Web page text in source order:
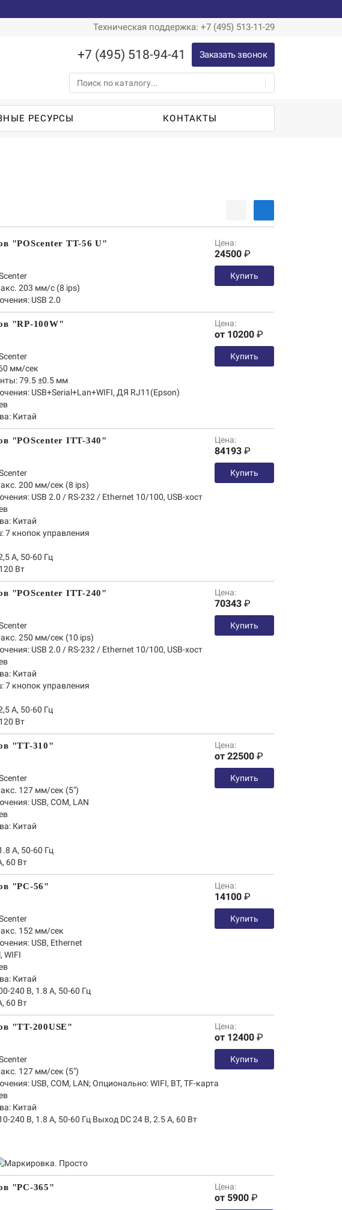
Техническая поддержка: +7 (495) 513-11-29
+7 (495) 518-94-41 Заказать звонок
РЕСУРСЫ КОНТАКТЫ
Цена:
24500 ₽
Купить
"POScenter TT-56 U"
203 мм/с (8 ips)
USB 2.0
Цена:
от 10200 ₽
Купить
"RP-100W"
мм/сек
79.5 ±0.5 мм
USB+Serial+Lan+WIFI, ДЯ RJ11(Epson)
Китай
Цена:
84193 ₽
Купить
"POScenter ITT-340"
200 мм/сек (8 ips)
USB 2.0 / RS-232 / Ethernet 10/100, USB-хост
Китай
7 кнопок управления
А, 50-60 Гц
Вт
Цена:
70343 ₽
Купить
"POScenter ITT-240"
250 мм/сек (10 ips)
USB 2.0 / RS-232 / Ethernet 10/100, USB-хост
Китай
7 кнопок управления
А, 50-60 Гц
Вт
Цена:
от 22500 ₽
Купить
"TT-310"
127 мм/сек (5")
USB, COM, LAN
Китай
А, 50-60 Гц
60 Вт
Цена:
14100 ₽
Купить
"PC-56"
152 мм/сек
USB, Ethernet
WIFI
Китай
240 В, 1.8 А, 50-60 Гц
60 Вт
Цена:
от 12400 ₽
Купить
"TT-200USE"
127 мм/сек (5")
USB, COM, LAN; Опционально: WIFI, BT, TF-карта
Китай
240 В, 1.8 А, 50-60 Гц Выход DC 24 В, 2.5 А, 60 Вт
Цена:
от 5900 ₽
"PC-365"